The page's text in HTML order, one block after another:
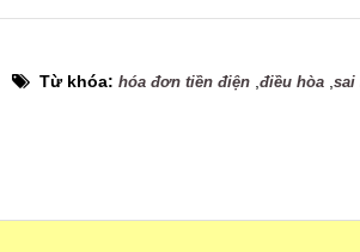
Từ khóa: hóa đơn tiền điện điều hòa sai